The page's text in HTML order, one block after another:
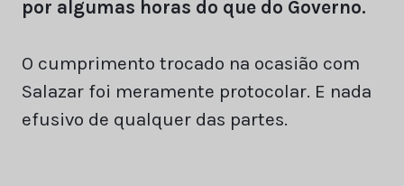
por algumas horas do que do Governo.
O cumprimento trocado na ocasião com
Salazar foi meramente protocolar. E nada
efusivo de qualquer das partes.